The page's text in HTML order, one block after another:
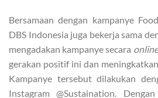
Bersamaan dengan kampanye
DBS Indonesia juga bekerja sama
mengadakan kampanye secara
gerakan positif ini dan
Kampanye tersebut dilakukan
Instagram @Sustaination.